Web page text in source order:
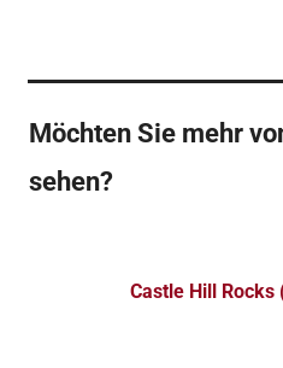
Möchten Sie mehr
sehen?
Castle Hill